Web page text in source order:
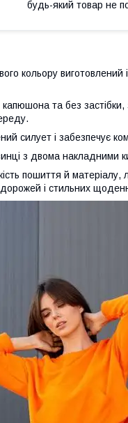
будь-який товар не
кольору виготовлений
та без
силует і забезпечує
з двома накладними
пошиття й матеріалу,
і стильних